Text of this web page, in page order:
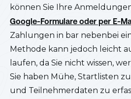
können Sie Ihre
Google-Formulare oder per E-
Zahlungen in bar nebenbei
Methode kann jedoch leicht
laufen, da Sie nicht wissen,
Sie haben Mühe, Startlisten
und Teilnehmerdaten zu